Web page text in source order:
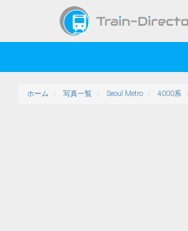
ホーム 写真一覧 Seoul Metro 4000系